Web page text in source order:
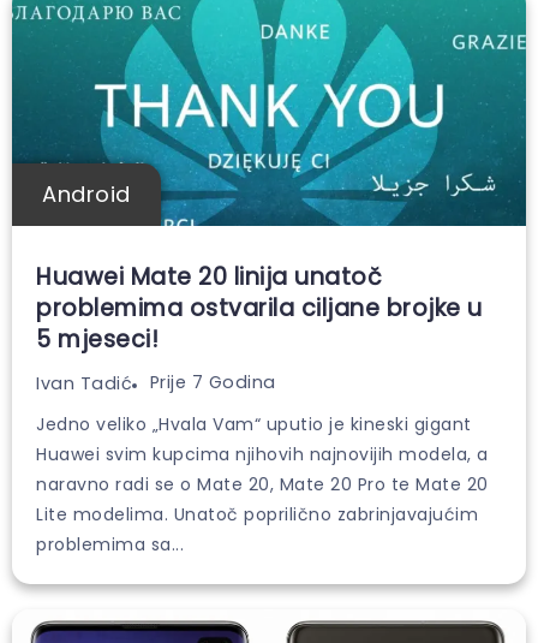
Android
Huawei Mate 20 linija unatoč
problemima ostvarila ciljane brojke u
5 mjeseci!
Ivan Tadić
Prije 7 Godina
Jedno veliko „Hvala Vam“ uputio je kineski gigant
Huawei svim kupcima njihovih najnovijih modela, a
naravno radi se o Mate 20, Mate 20 Pro te Mate 20
Lite modelima. Unatoč poprilično zabrinjavajućim
problemima sa...